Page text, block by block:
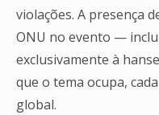
violações. A presença
ONU no evento —
exclusivamente à
que o tema ocupa,
global.